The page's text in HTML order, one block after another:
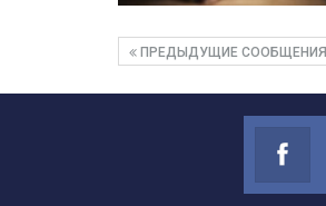
ПРЕДЫДУЩИЕ СООБЩЕНИЯ